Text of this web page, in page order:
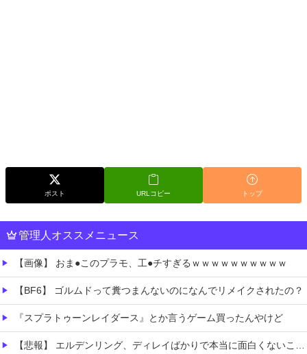
ポスト URLコピー トップ
管理人オススメニュース
【画像】 おま●このプラモ、工●チすぎるｗｗｗｗｗｗｗｗｗｗ
【BF6】 ゴルムドって糞つまんないのになんでリメイクされたの？
『スプラトゥーンレイダース』とか言うゲーム買ったんやけど
【悲報】 エルデンリング、ディレイばかりで本当に面白くないこのゲーム←賛同の声が多数…